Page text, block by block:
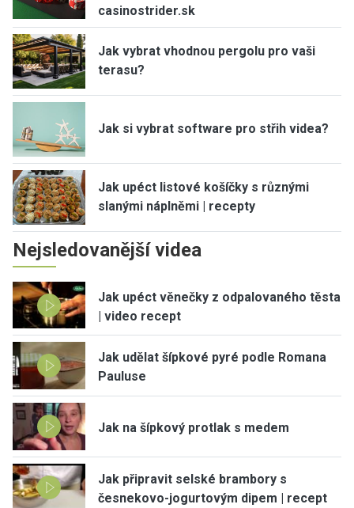
casinostrider.sk
Jak vybrat vhodnou pergolu pro vaši
terasu?
Jak si vybrat software pro střih videa?
Jak upéct listové košíčky s různými
slanými náplněmi | recepty
Nejsledovanější videa
Jak upéct věnečky z odpalovaného těsta
| video recept
Jak udělat šípkové pyré podle Romana
Pauluse
Jak na šípkový protlak s medem
Jak připravit selské brambory s
česnekovo-jogurtovým dipem | recept